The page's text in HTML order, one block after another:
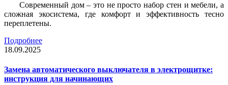
Современный дом – это не просто набор стен и мебели, а
сложная экосистема, где комфорт и эффективность тесно
переплетены.
Подробнее
18.09.2025
Замена автоматического выключателя в электрощитке:
инструкция для начинающих